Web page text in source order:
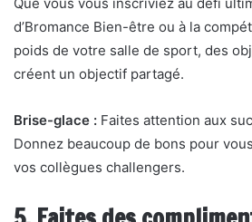
d’Bromance Bien-être ou à la
poids de votre salle de sport, des
créent un objectif partagé.
Brise-glace : Faites attention aux
Donnez beaucoup de bons pour
vos collègues challengers.